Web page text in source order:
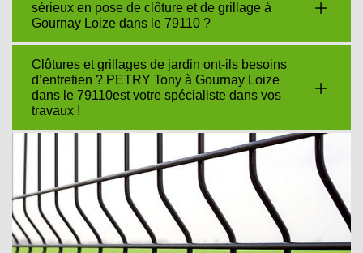
sérieux en pose de clôture et de grillage à
Gournay Loize dans le 79110 ?
Clôtures et grillages de jardin ont-ils besoins
d’entretien ? PETRY Tony à Gournay Loize
dans le 79110est votre spécialiste dans vos
travaux !